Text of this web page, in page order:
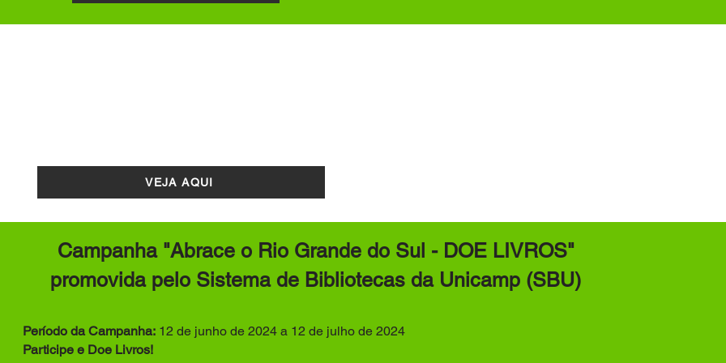
VEJA AQUI
Campanha "Abrace o Rio Grande do Sul - DOE LIVROS"
promovida pelo Sistema de Bibliotecas da Unicamp (SBU)
Período da Campanha: 12 de junho de 2024 a 12 de julho de 2024
Participe e Doe Livros!